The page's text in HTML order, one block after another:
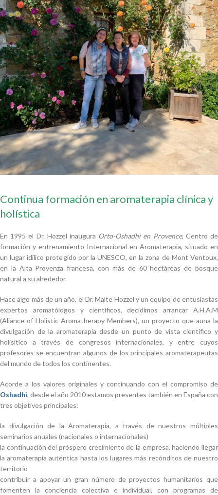
Continua formación en aromaterapia clínica y
holística
En 1995 el Dr. Hozzel inaugura Orto-Oshadhi en Provence, Centro de
formación y entrenamiento Internacional en Aromaterapia, situado en
un lugar idílico protegido por la UNESCO, en la zona de Mont Ventoux,
en la Alta Provenza francesa, con más de 60 hectáreas de bosque
natural a su alrededor.
Hace algo más de un año, el Dr. Malte Hozzel y un equipo de entusiastas
expertos aromatólogos y científicos, decidimos arrancar A.H.A.M
(Aliance of Holistic Aromatherapy Members), un proyecto que auna la
divulgación de la aromaterapia desde un punto de vista científico y
holísitico a través de congresos internacionales, y entre cuyos
profesores se encuentran algunos de los principales aromaterapeutas
del mundo de todos los continentes.
Acorde a los valores originales y continuando con el compromiso de
Oshadhi, desde el año 2010 estamos presentes también en España con
tres objetivos principales:
la divulgación de la Aromaterapia, a través de nuestros múltiples
seminarios anuales (nacionales o internacionales)
la continuación del próspero crecimiento de la empresa, haciendo llegar
la aromaterapia auténtica hasta los lugares más recónditos de nuestro
territorio
contribuir a apoyar un gran número de proyectos humanitarios que
fomenten la conciencia colectiva e individual, con programas de